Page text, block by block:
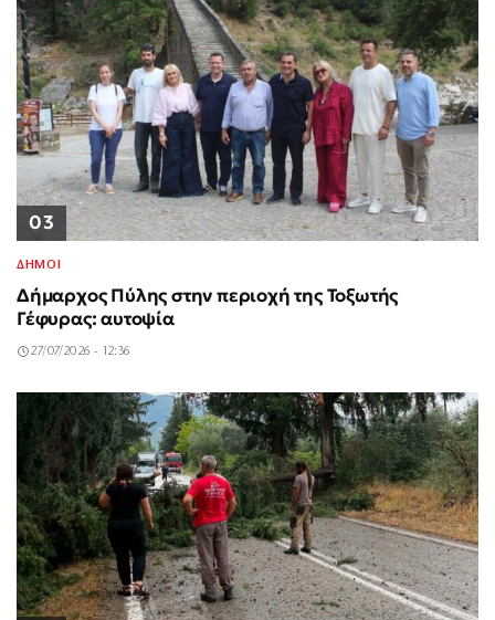
03
ΔΗΜΟΙ
Δήμαρχος Πύλης στην περιοχή της Τοξωτής
Γέφυρας: αυτοψία
27/07/2026 - 12:36